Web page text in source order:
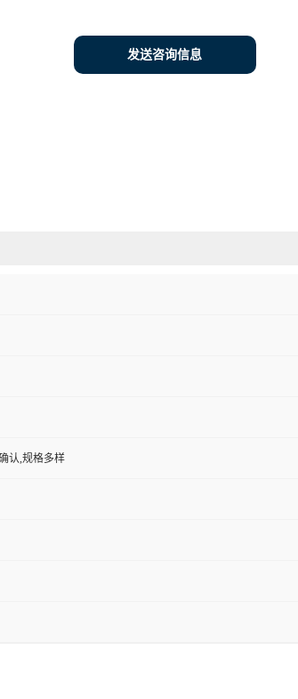
发送咨询信息
认,规格多样